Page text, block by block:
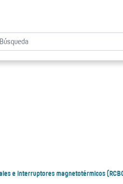
e interruptores magnetotérmicos